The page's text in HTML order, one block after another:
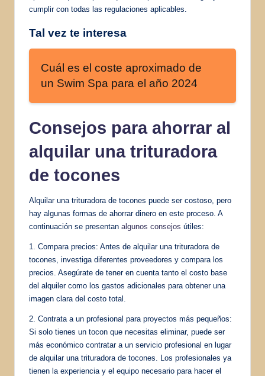
cumplir con todas las regulaciones aplicables.
Tal vez te interesa
Cuál es el coste aproximado de
un Swim Spa para el año 2024
Consejos para ahorrar al
alquilar una trituradora
de tocones
Alquilar una trituradora de tocones puede ser costoso, pero
hay algunas formas de ahorrar dinero en este proceso. A
continuación se presentan algunos consejos útiles:
1. Compara precios: Antes de alquilar una trituradora de
tocones, investiga diferentes proveedores y compara los
precios. Asegúrate de tener en cuenta tanto el costo base
del alquiler como los gastos adicionales para obtener una
imagen clara del costo total.
2. Contrata a un profesional para proyectos más pequeños:
Si solo tienes un tocon que necesitas eliminar, puede ser
más económico contratar a un servicio profesional en lugar
de alquilar una trituradora de tocones. Los profesionales ya
tienen la experiencia y el equipo necesario para hacer el